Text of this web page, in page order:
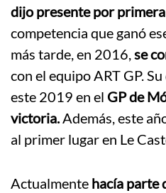
dijo presente por
competencia que ganó
más tarde, en 2016,se
con el equipo ART GP.
este 2019 en el GP de
victoria.Además, este
al primer lugar en Le
Actualmente hacía parte